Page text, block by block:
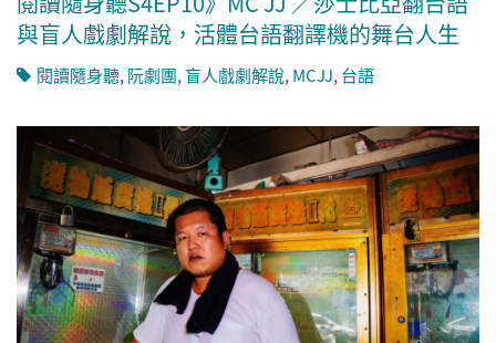
與盲人戲劇解說，活體台語翻譯機的舞台人生
閱讀隨身聽, 阮劇團, 盲人戲劇解說, MCJJ, 台語